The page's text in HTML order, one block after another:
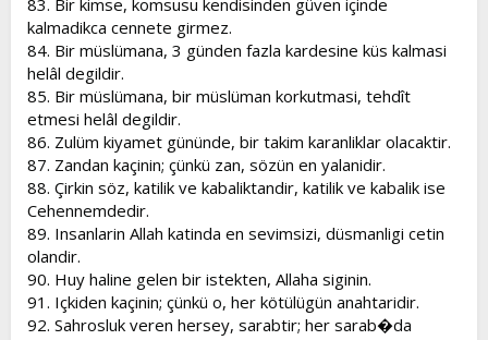
kalmadikca cennete girmez.
84. Bir müslümana, 3 günden fazla kardesine küs kalmasi
helâl degildir.
85. Bir müslümana, bir müslüman korkutmasi, tehdît
etmesi helâl degildir.
86. Zulüm kiyamet gününde, bir takim karanliklar olacaktir.
87. Zandan kaçinin; çünkü zan, sözün en yalanidir.
88. Çirkin söz, katilik ve kabaliktandir, katilik ve kabalik ise
Cehennemdedir.
89. Insanlarin Allah katinda en sevimsizi, düsmanligi cetin
olandir.
90. Huy haline gelen bir istekten, Allaha siginin.
91. Içkiden kaçinin; çünkü o, her kötülügün anahtaridir.
92. Sahrosluk veren hersey, sarabtir; her sarab�da